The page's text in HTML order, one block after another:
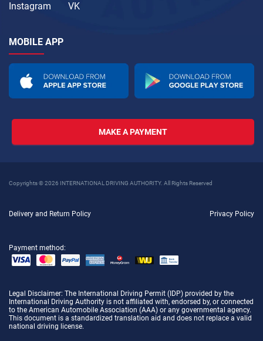
Instagram
VK
MOBILE APP
MAKE A PAYMENT
Copyrights © 2026 INTERNATIONAL DRIVING AUTHORITY. All Rights Reserved
Delivery and Return Policy Privacy Policy
Payment method:
Legal Disclaimer: The International Driving Permit (IDP) provided by the
International Driving Authority is not affiliated with, endorsed by, or connected
to the American Automobile Association (AAA) or any governmental agency.
This document is a standardized translation aid and does not replace a valid
national driving license.